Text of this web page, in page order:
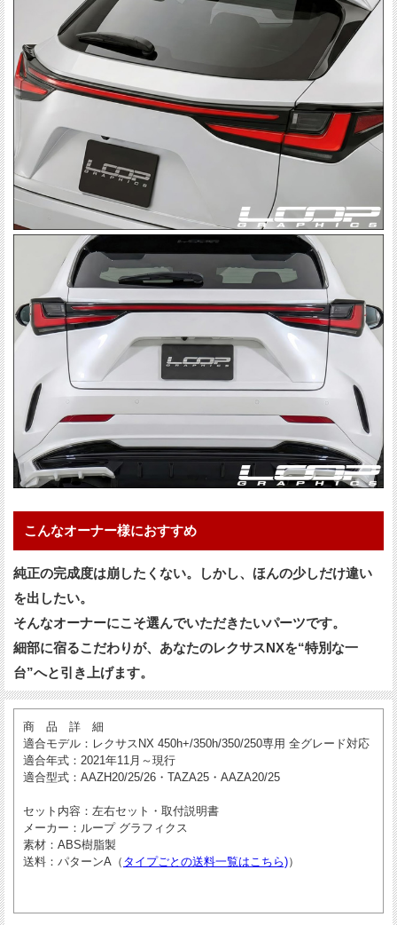
こんなオーナー様におすすめ
純正の完成度は崩したくない。しかし、ほんの少しだけ違い
を出したい。
そんなオーナーにこそ選んでいただきたいパーツです。
細部に宿るこだわりが、あなたのレクサスNXを“特別な一
台”へと引き上げます。
商 品 詳 細
適合モデル ：レクサスNX 450h+/350h/350/250専用 全グレード対応
適合年式 ：2021年11月～現行
適合型式 ：AAZH20/25/26・TAZA25・AAZA20/25
セット内容 ：左右セット・取付説明書
メーカー ：ループ グラフィクス
素材 ：ABS樹脂製
送料 ：パターンA（ タイプごとの送料一覧はこちら)）